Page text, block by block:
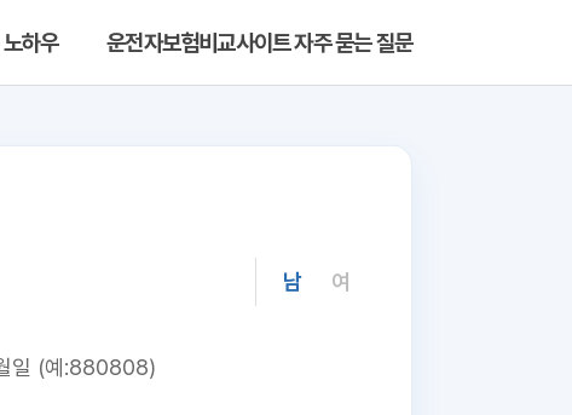
하우 운전자보험비교사이트 자주 묻는 질문
남 여